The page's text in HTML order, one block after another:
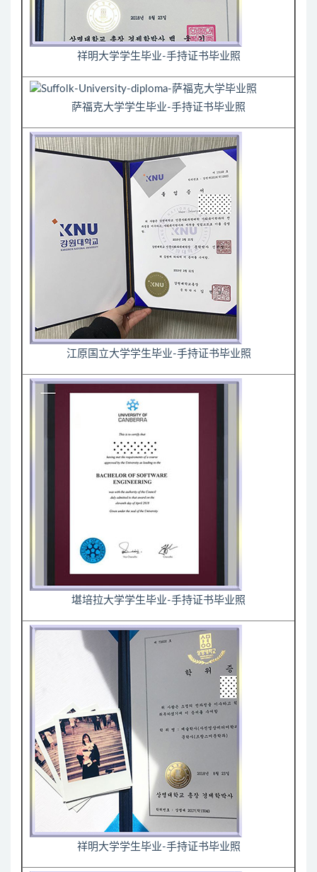
祥明大学学生毕业-手持证书毕业照
萨福克大学学生毕业-手持证书毕业照
江原国立大学学生毕业-手持证书毕业照
堪培拉大学学生毕业-手持证书毕业照
祥明大学学生毕业-手持证书毕业照